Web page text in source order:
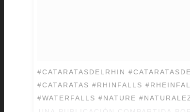
#CATARATASDELRHIN
#CATARATAS #RHINFALLS
#WATERFALLS #NATURE